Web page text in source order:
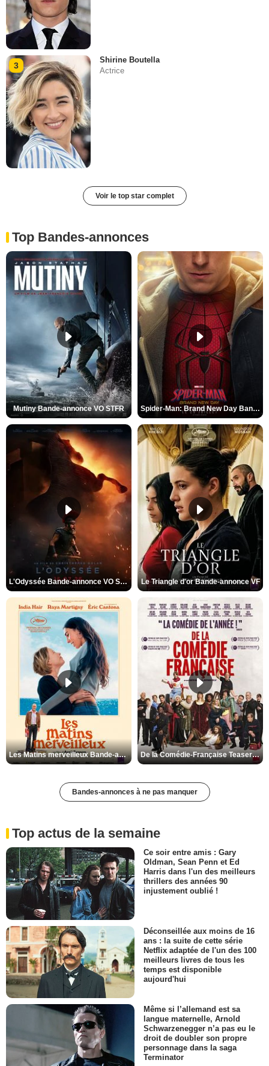
3
Shirine Boutella
Actrice
Voir le top star complet
Top Bandes-annonces
Mutiny Bande-annonce VO STFR Spider-Man: Brand New Day Bande-annonce VO STFR
L'Odyssée Bande-annonce VO STFR Le Triangle d'or Bande-annonce VF
Les Matins merveilleux Bande-annonce VF De la Comédie-Française Teaser VF
Bandes-annonces à ne pas manquer
Top actus de la semaine
Ce soir entre amis : Gary
Oldman, Sean Penn et Ed
Harris dans l'un des meilleurs
thrillers des années 90
injustement oublié !
Déconseillée aux moins de 16
ans : la suite de cette série
Netflix adaptée de l'un des 100
meilleurs livres de tous les
temps est disponible
aujourd'hui
Même si l’allemand est sa
langue maternelle, Arnold
Schwarzenegger n’a pas eu le
droit de doubler son propre
personnage dans la saga
Terminator